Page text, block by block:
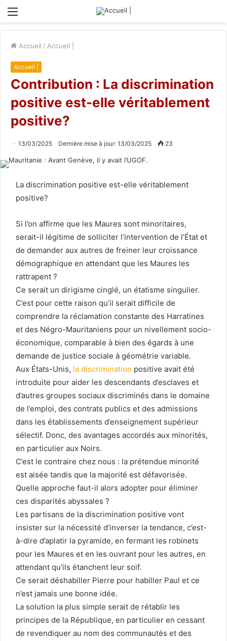
Menu
Accueil / Accueil |
Accueil |
Contribution : La discrimination
positive est-elle véritablement
positive?
13/03/2025 Dernière mise à jour: 13/03/2025 23
La discrimination positive est-elle véritablement
positive?
Si l’on affirme que les Maures sont minoritaires,
serait-il légitime de solliciter l’intervention de l’État et
de demander aux autres de freiner leur croissance
démographique en attendant que les Maures les
rattrapent ?
Ce serait un dirigisme cinglé, un étatisme singulier.
C’est pour cette raison qu’il serait difficile de
comprendre la réclamation constante des Harratines
et des Négro-Mauritaniens pour un nivellement socio-
économique, comparable à bien des égards à une
demande de justice sociale à géométrie variable.
Aux États-Unis, la discrimination positive avait été
introduite pour aider les descendants d’esclaves et
d’autres groupes sociaux discriminés dans le domaine
de l’emploi, des contrats publics et des admissions
dans les établissements d’enseignement supérieur
sélectif. Donc, des avantages accordés aux minorités,
en particulier aux Noirs.
C’est le contraire chez nous : la prétendue minorité
est aisée tandis que la majorité est défavorisée.
Quelle approche faut-il alors adopter pour éliminer
ces disparités abyssales ?
Les partisans de la discrimination positive vont
insister sur la nécessité d’inverser la tendance, c’est-
à-dire d’aplatir la pyramide, en fermant les robinets
pour les Maures et en les ouvrant pour les autres, en
attendant qu’ils étanchent leur soif.
Ce serait déshabiller Pierre pour habiller Paul et ce
n’est jamais une bonne idée.
La solution la plus simple serait de rétablir les
principes de la République, en particulier en cessant
de revendiquer au nom des communautés et des